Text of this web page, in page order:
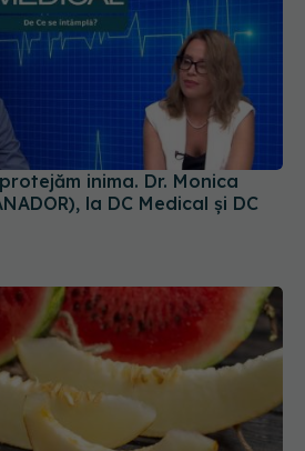
la DC Medical și DC